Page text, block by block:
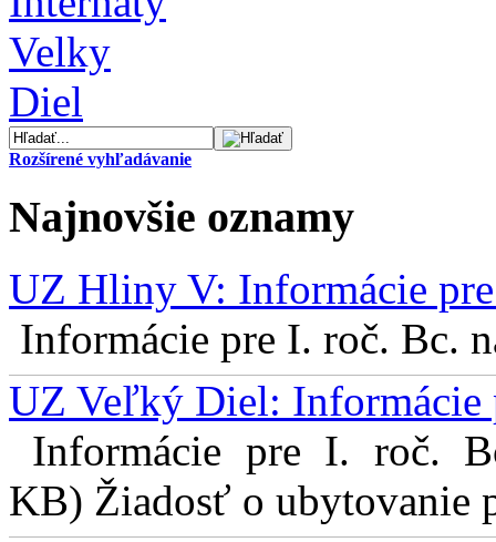
Rozšírené vyhľadávanie
Najnovšie oznamy
UZ Hliny V: Informácie
Informácie pre I. roč. Bc.
UZ Veľký Diel: Informácie
Informácie pre I. roč.
KB) Žiadosť o ubytovanie